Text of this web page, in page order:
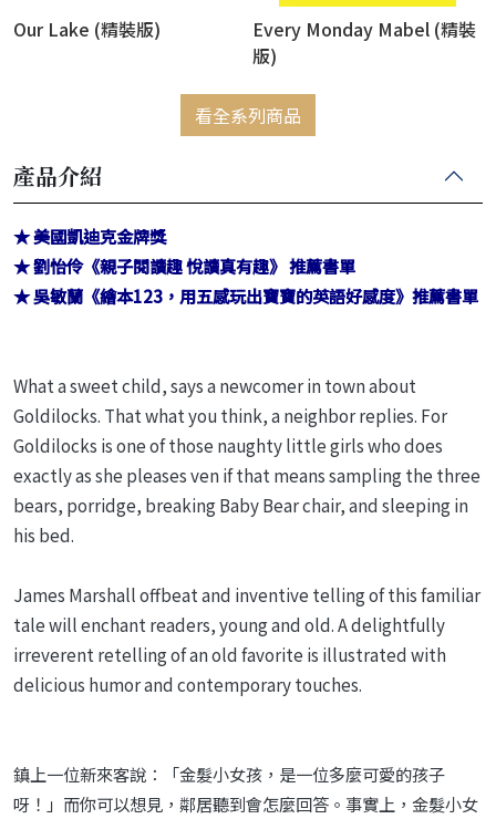
Our Lake (精裝版)
Every Monday Mabel (精裝
版)
看全系列商品
產品介紹
★ 美國凱迪克金牌獎
★ 劉怡伶《親子閱讀趣 悅讀真有趣》 推薦書單
★ 吳敏蘭《繪本123，用五感玩出寶寶的英語好感度》推薦書單
What a sweet child, says a newcomer in town about
Goldilocks. That what you think, a neighbor replies. For
Goldilocks is one of those naughty little girls who does
exactly as she pleases ven if that means sampling the three
bears, porridge, breaking Baby Bear chair, and sleeping in
his bed.
James Marshall offbeat and inventive telling of this familiar
tale will enchant readers, young and old. A delightfully
irreverent retelling of an old favorite is illustrated with
delicious humor and contemporary touches.
鎮上一位新來客說：「金髮小女孩，是一位多麼可愛的孩子
呀！」而你可以想見，鄰居聽到會怎麼回答。事實上，金髮小女